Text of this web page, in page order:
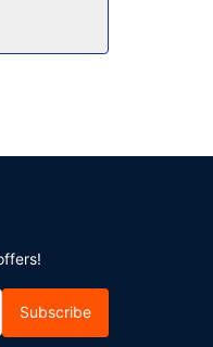
Subscribe